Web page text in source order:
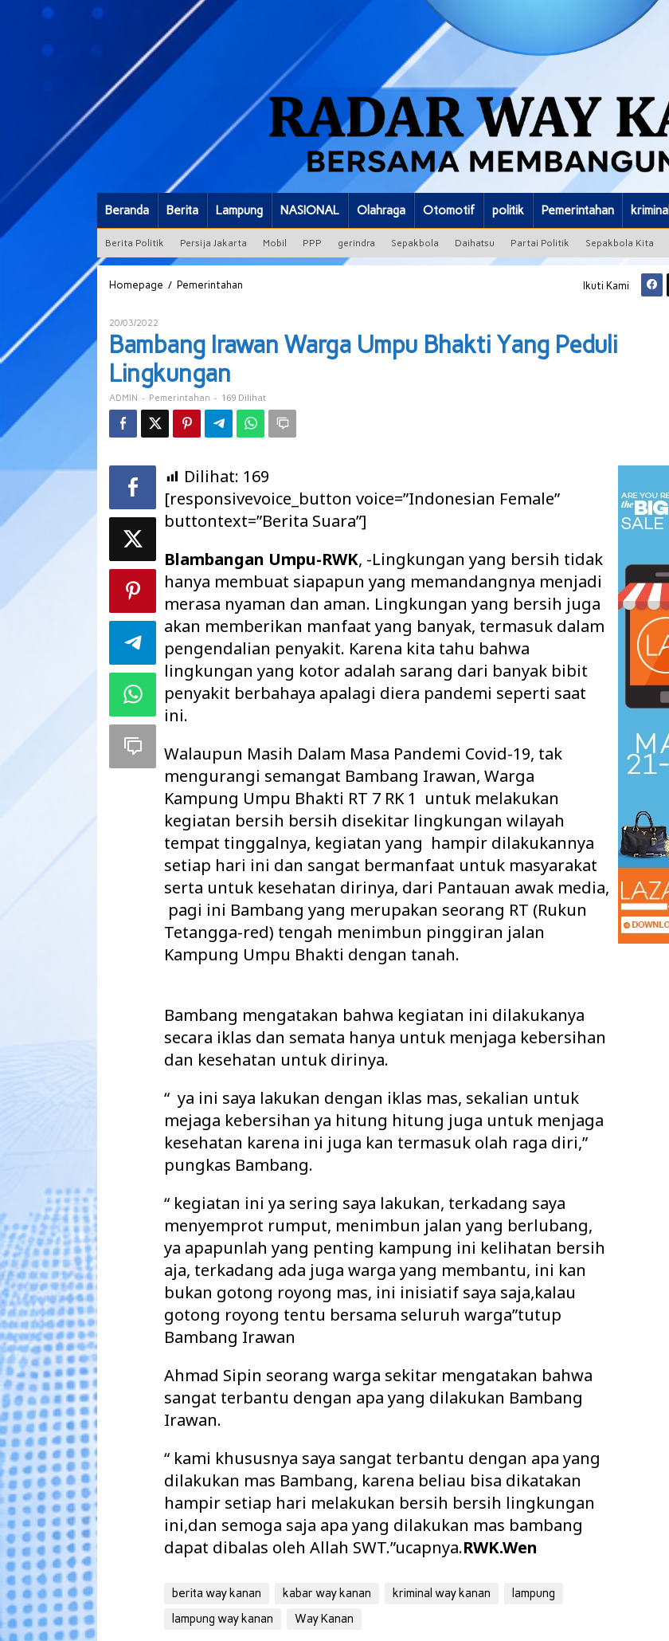
Beranda Berita Lampung NASIONAL Olahraga Otomotif politik Pemerintahan kriminal
Berita Politik Persija Jakarta Mobil PPP gerindra Sepakbola Daihatsu Partai Politik Sepakbola Kita
Homepage / Pemerintahan
Bhakti
Ikuti Kami
20/03/2022
ADMIN
Bambang Irawan Warga Umpu Bhakti Yang Peduli
Lingkungan
ADMIN - Pemerintahan - 169 Dilihat
Dilihat: 169
[responsivevoice_button voice=”Indonesian Female”
buttontext=”Berita Suara”]
Blambangan Umpu-RWK, -Lingkungan yang bersih tidak
hanya membuat siapapun yang memandangnya menjadi
merasa nyaman dan aman. Lingkungan yang bersih juga
akan memberikan manfaat yang banyak, termasuk dalam
pengendalian penyakit. Karena kita tahu bahwa
lingkungan yang kotor adalah sarang dari banyak bibit
penyakit berbahaya apalagi diera pandemi seperti saat
ini.
Walaupun Masih Dalam Masa Pandemi Covid-19, tak
mengurangi semangat Bambang Irawan, Warga
Kampung Umpu Bhakti RT 7 RK 1 untuk melakukan
kegiatan bersih bersih disekitar lingkungan wilayah
tempat tinggalnya, kegiatan yang hampir dilakukannya
setiap hari ini dan sangat bermanfaat untuk masyarakat
serta untuk kesehatan dirinya, dari Pantauan awak media,
pagi ini Bambang yang merupakan seorang RT (Rukun
Tetangga-red) tengah menimbun pinggiran jalan
Kampung Umpu Bhakti dengan tanah.
Bambang mengatakan bahwa kegiatan ini dilakukanya
secara iklas dan semata hanya untuk menjaga kebersihan
dan kesehatan untuk dirinya.
“ ya ini saya lakukan dengan iklas mas, sekalian untuk
mejaga kebersihan ya hitung hitung juga untuk menjaga
kesehatan karena ini juga kan termasuk olah raga diri,”
pungkas Bambang.
“ kegiatan ini ya sering saya lakukan, terkadang saya
menyemprot rumput, menimbun jalan yang berlubang,
ya apapunlah yang penting kampung ini kelihatan bersih
aja, terkadang ada juga warga yang membantu, ini kan
bukan gotong royong mas, ini inisiatif saya saja,kalau
gotong royong tentu bersama seluruh warga”tutup
Bambang Irawan
Ahmad Sipin seorang warga sekitar mengatakan bahwa
sangat terbantu dengan apa yang dilakukan Bambang
Irawan.
“ kami khususnya saya sangat terbantu dengan apa yang
dilakukan mas Bambang, karena beliau bisa dikatakan
hampir setiap hari melakukan bersih bersih lingkungan
ini,dan semoga saja apa yang dilakukan mas bambang
dapat dibalas oleh Allah SWT.”ucapnya.RWK.Wen
berita way kanan kabar way kanan kriminal way kanan
lampung
lampung way kanan
Way Kanan
Maharatu Soroti Ruang Kelas Rusak